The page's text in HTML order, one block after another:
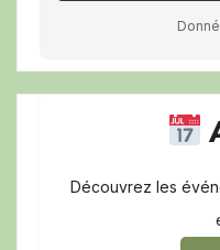
Découvrez les